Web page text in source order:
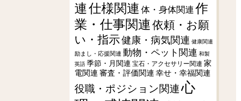
連仕様関連 体・身体関連 作
業・仕事関連依頼・お願
い・指示健康・病気関連 健康関連
励まし・応援関連 動物・ペット関連 和製
英語 季節・月関連 宝石・アクセサリー関連 家
電関連 審査・評価関連 幸せ・幸福関連
役職・ポジション関連 心